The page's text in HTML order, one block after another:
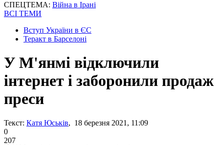
СПЕЦТЕМА: Війна в Ірані
ВСІ ТЕМИ
Вступ України в ЄС
Теракт в Барселоні
У М'янмі відключили
інтернет і заборонили продаж
преси
Текст: Катя Юськів, 18 березня 2021, 11:09
0
207